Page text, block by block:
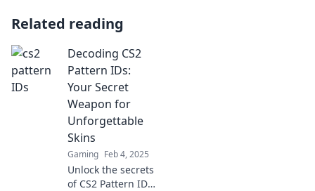
Related reading
Decoding CS2
Pattern IDs:
Your Secret
Weapon for
Unforgettable
Skins
Gaming Feb 4, 2025
Unlock the secrets
of CS2 Pattern IDs